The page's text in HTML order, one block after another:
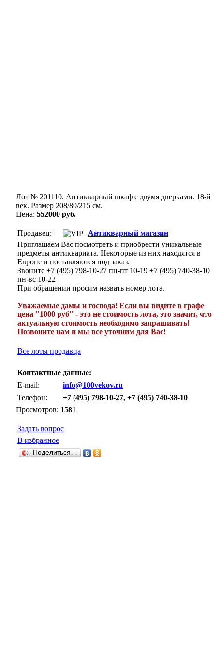
Лот № 201110. Антикварный шкаф с двумя дверками. 18-й
век. Размер 208/80/215 см.
Цена: 552000 руб.
Продавец:
Антикварный магазин
Приглашаем Вас посмотреть и приобрести уникальные
предметы антиквариата. Некоторые из них находятся в
Европе и поставляются под заказ.
Звоните +7 (495) 798-10-27 пн-пт 10-19 +7 (495) 740-38-10
пн-вс 10-22
При обращении просим назвать номер лота.
Уважаемые дамы и господа! Если вы видите в графе
цена "1000 руб" - это не стоимость лота, это значит, что
актуальную стоимость необходимо запрашивать!
Позвоните нам и мы все уточним для Вас!
Все лоты продавца
Контактные данные:
E-mail:
info@100vekov.ru
Телефон:
+7 (495) 798-10-27, +7 (495) 740-38-10
Просмотров: 1581
Задать вопрос
В избранное
Поделиться…